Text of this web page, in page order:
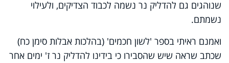
שנוהגים גם להדליק נר נשמה לכבוד הצדיקים, ולעילוי
נשמתם.
ואמנם ראיתי בספר 'לשון חכמים' (בהלכות אבלות סימן כח)
שכתב שראה שיש שהסבירו כי בידינו להדליק נר ז' ימים אחר